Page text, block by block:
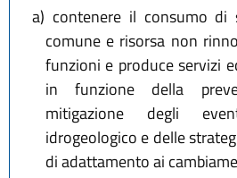
a) contenere il consumo di
comune e risorsa non
funzioni e produce servizi
in funzione della
mitigazione degli
idrogeologico e delle
di adattamento ai